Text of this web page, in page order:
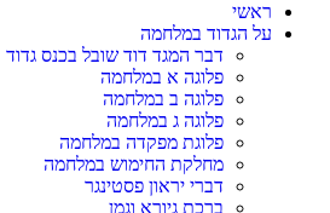
ראשי
על הגדוד במלחמה
דבר המגד דוד שובל בכנס גדוד
פלוגה א במלחמה
פלוגה ב במלחמה
פלוגה ג במלחמה
פלוגת מפקדה במלחמה
מחלקת החימוש במלחמה
דברי יראון פסטינגר
ברכת גיורא וגמן